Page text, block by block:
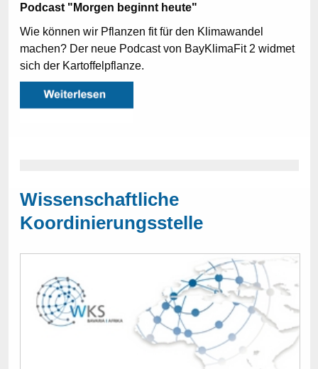
Podcast "Morgen beginnt heute"
Wie können wir Pflanzen fit für den Klimawandel
machen? Der neue Podcast von BayKlimaFit 2 widmet
sich der Kartoffelpflanze.
Wissenschaftliche
Koordinierungsstelle